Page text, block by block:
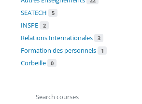
SEATECH 5
INSPE 2
Relations Internationales 3
Formation des personnels 1
Corbeille 0
Search courses